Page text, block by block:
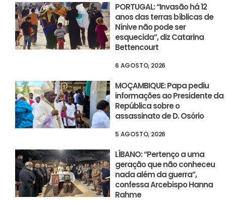
PORTUGAL: “Invasão há 12
anos das terras bíblicas de
Nínive não pode ser
esquecida”, diz Catarina
Bettencourt
6 AGOSTO, 2026
MOÇAMBIQUE: Papa pediu
informações ao Presidente da
República sobre o
assassinato de D. Osório
5 AGOSTO, 2026
LÍBANO: “Pertenço a uma
geração que não conheceu
nada além da guerra”,
confessa Arcebispo Hanna
Rahme